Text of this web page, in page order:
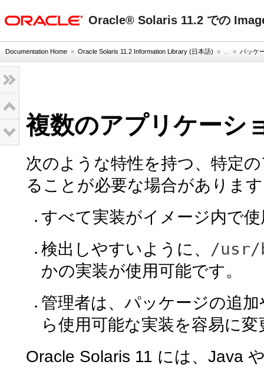
Oracle® Solaris 11.2 での
Documentation Home » Oracle Solaris 11.2 Information Library (日本語) » ... » パッケ
複数のアプリケーシ
次のような特性を持つ、特定
ることが必要な場合がありま
すべて実装がイメージ内で
検出しやすいように、 /usr/
かの実装が使用可能です。
管理者は、パッケージの追
ら使用可能な実装を容易に
Oracle Solaris 11 には、Java